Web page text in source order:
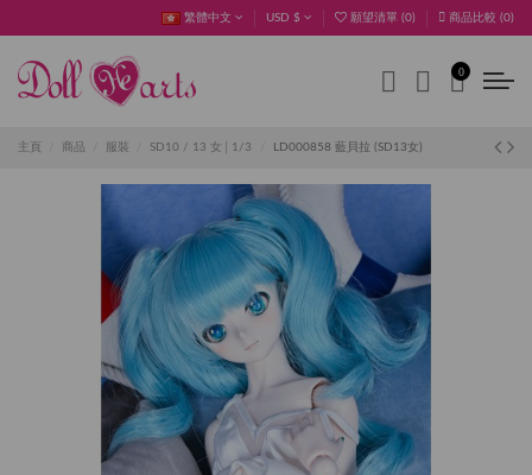
繁體中文 USD $ 願望清單 (0) 商品比較 (0)
0
主頁 商品 服裝 SD10 / 13 女│1/3 LD000858 藍貝拉 (SD13女)